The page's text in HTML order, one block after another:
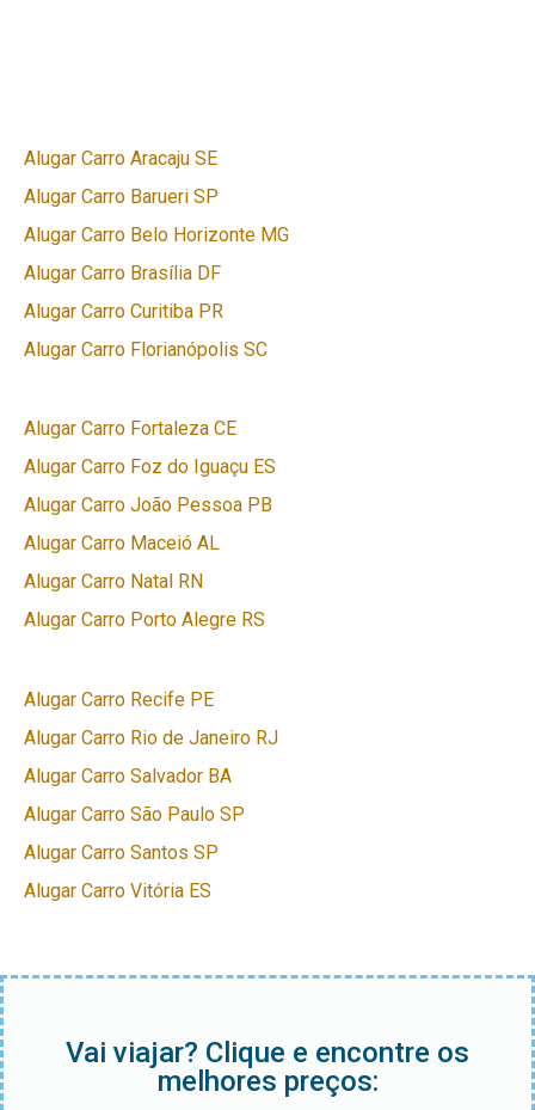
Alugar Carro Aracaju SE
Alugar Carro Barueri SP
Alugar Carro Belo Horizonte MG
Alugar Carro Brasília DF
Alugar Carro Curitiba PR
Alugar Carro Florianópolis SC
Alugar Carro Fortaleza CE
Alugar Carro Foz do Iguaçu ES
Alugar Carro João Pessoa PB
Alugar Carro Maceió AL
Alugar Carro Natal RN
Alugar Carro Porto Alegre RS
Alugar Carro Recife PE
Alugar Carro Rio de Janeiro RJ
Alugar Carro Salvador BA
Alugar Carro São Paulo SP
Alugar Carro Santos SP
Alugar Carro Vitória ES
Vai viajar? Clique e encontre os
melhores preços: